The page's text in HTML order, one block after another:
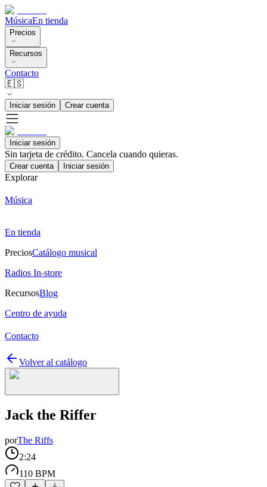
MúsicaEn tienda
Precios
Recursos
Contacto
🇪🇸
Iniciar sesión Crear cuenta
Iniciar sesión
Sin tarjeta de crédito. Cancela cuando quieras.
Crear cuenta Iniciar sesión
Explorar
Música
En tienda
PreciosCatálogo musical
Radios In-store
RecursosBlog
Centro de ayuda
Contacto
Volver al catálogo
Jack the Riffer
porThe Riffs
2:24
110 BPM